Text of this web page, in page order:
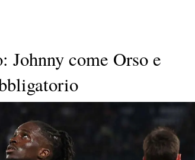
Johnny come Orso e